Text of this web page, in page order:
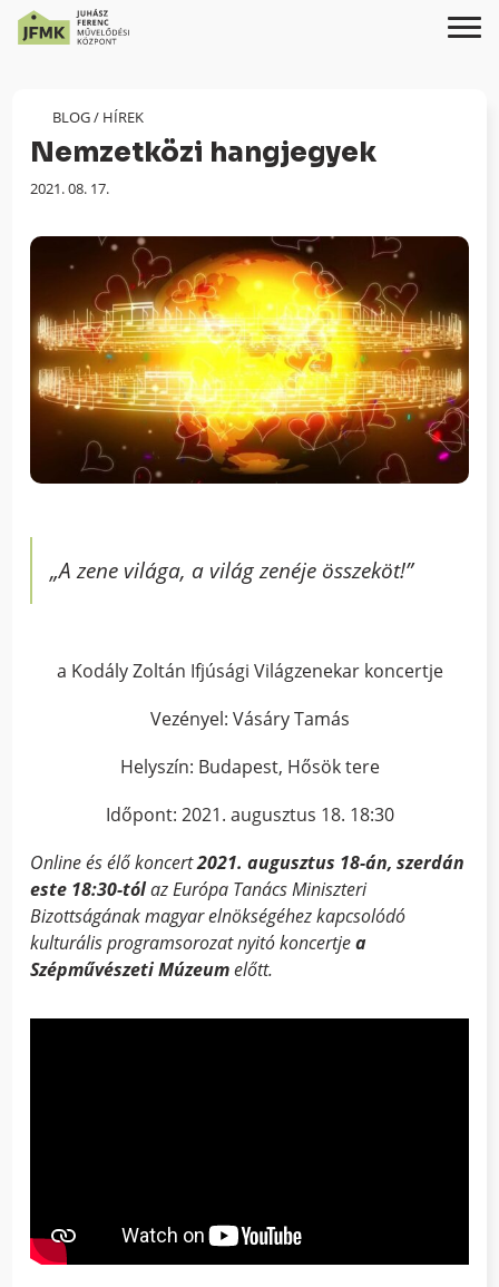
Content
navigációhoz
BLOG/ HÍREK
Nemzetközi hangjegyek
Megjelenés
2021. 08. 17.
„A zene világa, a világ zenéje összeköt!”
a Kodály Zoltán Ifjúsági Világzenekar koncertje
Vezényel: Vásáry Tamás
Helyszín: Budapest, Hősök tere
Időpont: 2021. augusztus 18. 18:30
Online és élő koncert2021. augusztus 18-án, szerdán
este 18:30-tólaz Európa Tanács Miniszteri
Bizottságának magyar elnökségéhez kapcsolódó
kulturális programsorozat nyitó koncertjea
Szépművészeti Múzeumelőtt.